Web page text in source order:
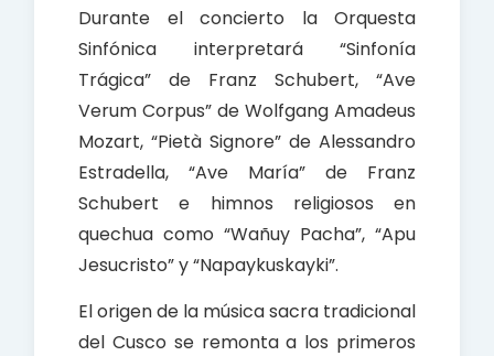
Durante el concierto la Orquesta
Sinfónica interpretará “Sinfonía
Trágica” de Franz Schubert, “Ave
Verum Corpus” de Wolfgang Amadeus
Mozart, “Pietà Signore” de Alessandro
Estradella, “Ave María” de Franz
Schubert e himnos religiosos en
quechua como “Wañuy Pacha”, “Apu
Jesucristo” y “Napaykuskayki”.
El origen de la música sacra tradicional
del Cusco se remonta a los primeros